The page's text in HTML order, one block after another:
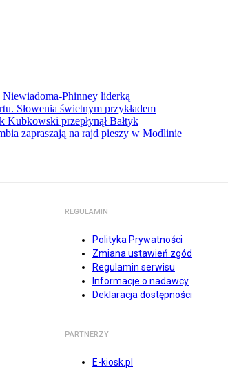
Phinney liderką
Słowenia świetnym przykładem
przepłynął Bałtyk
zapraszają na rajd pieszy w Modlinie
REGULAMIN
Polityka Prywatności
Zmiana ustawień zgód
Regulamin serwisu
Informacje o nadawcy
Deklaracja dostępności
PARTNERZY
E-kiosk.pl